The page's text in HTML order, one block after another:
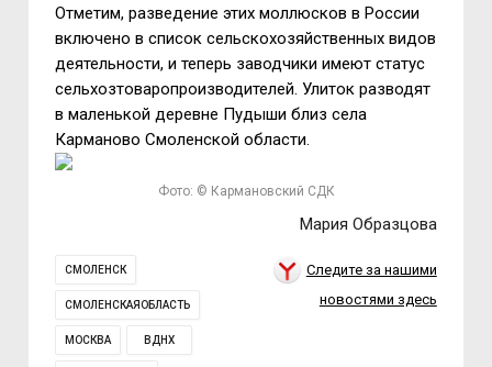
Отметим, разведение этих моллюсков в России
включено в список сельскохозяйственных видов
деятельности, и теперь заводчики имеют статус
сельхозтоваропроизводителей. Улиток разводят
в маленькой деревне Пудыши близ села
Карманово Смоленской области.
Фото: © Кармановский СДК
Мария Образцова
СМОЛЕНСК
СМОЛЕНСКАЯОБЛАСТЬ
МОСКВА ВДНХ
Следите за нашими
новостями здесь